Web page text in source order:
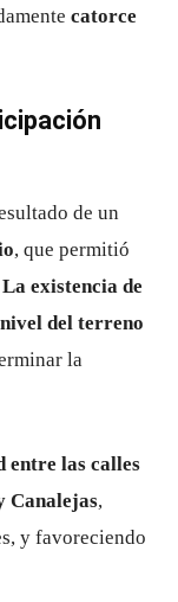
catorce
de un
, que permitió
La existencia de
del terreno
la
entre las calles
Canalejas,
y favoreciendo